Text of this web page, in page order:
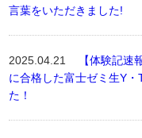
言葉をいただきました!
2025.04.21
【体験記
に合格した富士ゼミ生Y
た！